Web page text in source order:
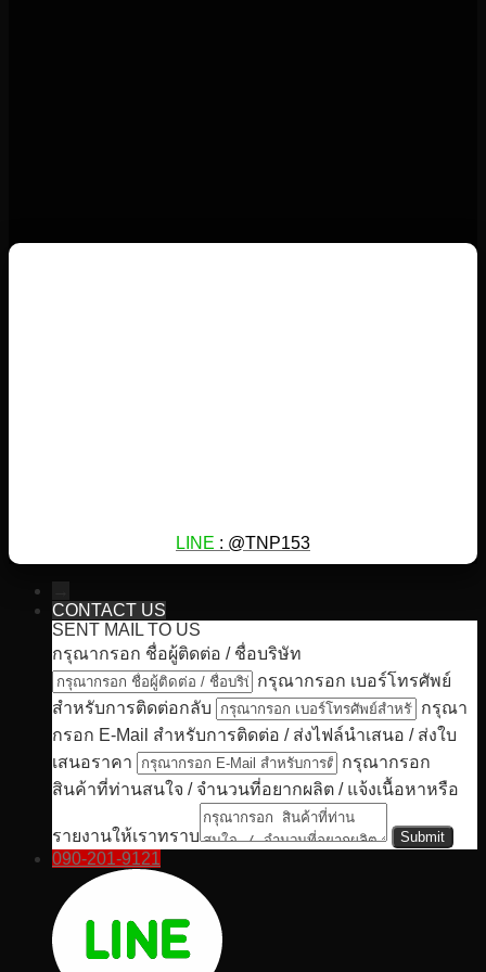
LINE : @TNP153
CONTACT US
SENT MAIL TO US
กรุณากรอก ชื่อผู้ติดต่อ / ชื่อบริษัท
กรุณากรอก เบอร์โทรศัพย์
สำหรับการติดต่อกลับ
กรุณา
กรอก E-Mail สำหรับการติดต่อ / ส่งไฟล์นำเสนอ / ส่งใบ
เสนอราคา
กรุณากรอก
สินค้าที่ท่านสนใจ / จำนวนที่อยากผลิต / แจ้งเนื้อหาหรือ
รายงานให้เราทราบ
090-201-9121